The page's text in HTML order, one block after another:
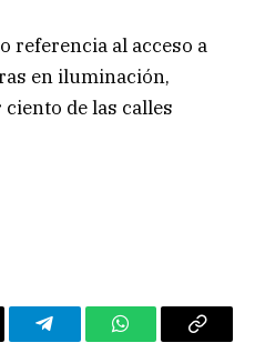
referencia al acceso a
en iluminación,
de las calles
TelegramWhatsAppCopy